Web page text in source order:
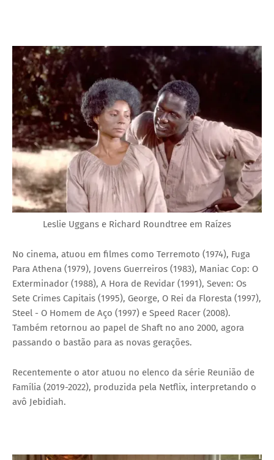
Leslie Uggans e Richard Roundtree em Raízes
No cinema, atuou em filmes como Terremoto (1974), Fuga
Para Athena (1979), Jovens Guerreiros (1983), Maniac Cop: O
Exterminador (1988), A Hora de Revidar (1991), Seven: Os
Sete Crimes Capitais (1995), George, O Rei da Floresta (1997),
Steel - O Homem de Aço (1997) e Speed Racer (2008).
Também retornou ao papel de Shaft no ano 2000, agora
passando o bastão para as novas gerações.
Recentemente o ator atuou no elenco da série Reunião de
Família (2019-2022), produzida pela Netflix, interpretando o
avô Jebidiah.